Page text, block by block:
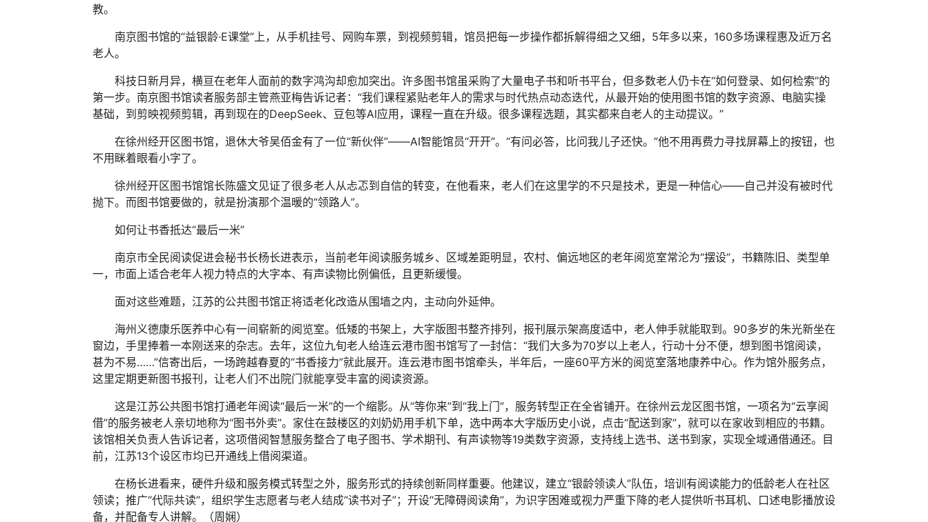
教。
南京图书馆的“益银龄·E课堂”上，从手机挂号、网购车票，到视频剪辑，馆员把每一步操作都拆解得细之又细，5年多以来，160多场课程惠及近万名
老人。
科技日新月异，横亘在老年人面前的数字鸿沟却愈加突出。许多图书馆虽采购了大量电子书和听书平台，但多数老人仍卡在“如何登录、如何检索”的
第一步。南京图书馆读者服务部主管燕亚梅告诉记者：“我们课程紧贴老年人的需求与时代热点动态迭代，从最开始的使用图书馆的数字资源、电脑实操
基础，到剪映视频剪辑，再到现在的DeepSeek、豆包等AI应用，课程一直在升级。很多课程选题，其实都来自老人的主动提议。”
在徐州经开区图书馆，退休大爷吴佰金有了一位“新伙伴”——AI智能馆员“开开”。“有问必答，比问我儿子还快。”他不用再费力寻找屏幕上的按钮，也
不用眯着眼看小字了。
徐州经开区图书馆馆长陈盛文见证了很多老人从忐忑到自信的转变，在他看来，老人们在这里学的不只是技术，更是一种信心——自己并没有被时代
抛下。而图书馆要做的，就是扮演那个温暖的“领路人”。
如何让书香抵达“最后一米”
南京市全民阅读促进会秘书长杨长进表示，当前老年阅读服务城乡、区域差距明显，农村、偏远地区的老年阅览室常沦为“摆设”，书籍陈旧、类型单
一，市面上适合老年人视力特点的大字本、有声读物比例偏低，且更新缓慢。
面对这些难题，江苏的公共图书馆正将适老化改造从围墙之内，主动向外延伸。
海州义德康乐医养中心有一间崭新的阅览室。低矮的书架上，大字版图书整齐排列，报刊展示架高度适中，老人伸手就能取到。90多岁的朱光新坐在
窗边，手里捧着一本刚送来的杂志。去年，这位九旬老人给连云港市图书馆写了一封信：“我们大多为70岁以上老人，行动十分不便，想到图书馆阅读，
甚为不易……”信寄出后，一场跨越春夏的“书香接力”就此展开。连云港市图书馆牵头，半年后，一座60平方米的阅览室落地康养中心。作为馆外服务点，
这里定期更新图书报刊，让老人们不出院门就能享受丰富的阅读资源。
这是江苏公共图书馆打通老年阅读“最后一米”的一个缩影。从“等你来”到“我上门”，服务转型正在全省铺开。在徐州云龙区图书馆，一项名为“云享阅
借”的服务被老人亲切地称为“图书外卖”。家住在鼓楼区的刘奶奶用手机下单，选中两本大字版历史小说，点击“配送到家”，就可以在家收到相应的书籍。
该馆相关负责人告诉记者，这项借阅智慧服务整合了电子图书、学术期刊、有声读物等19类数字资源，支持线上选书、送书到家，实现全域通借通还。目
前，江苏13个设区市均已开通线上借阅渠道。
在杨长进看来，硬件升级和服务模式转型之外，服务形式的持续创新同样重要。他建议，建立“银龄领读人”队伍，培训有阅读能力的低龄老人在社区
领读；推广“代际共读”，组织学生志愿者与老人结成“读书对子”；开设“无障碍阅读角”，为识字困难或视力严重下降的老人提供听书耳机、口述电影播放设
备，并配备专人讲解。（周娴）